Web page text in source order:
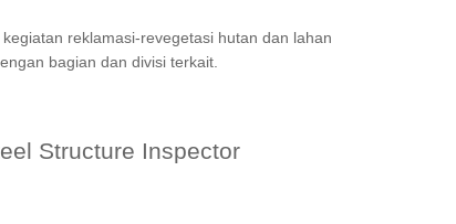
reklamasi-revegetasi hutan dan lahan
bagian dan divisi terkait.
Structure Inspector